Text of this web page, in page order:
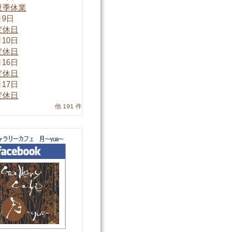
季休業
日
休日
日
休日
日
休日
日
休日
他 191 件